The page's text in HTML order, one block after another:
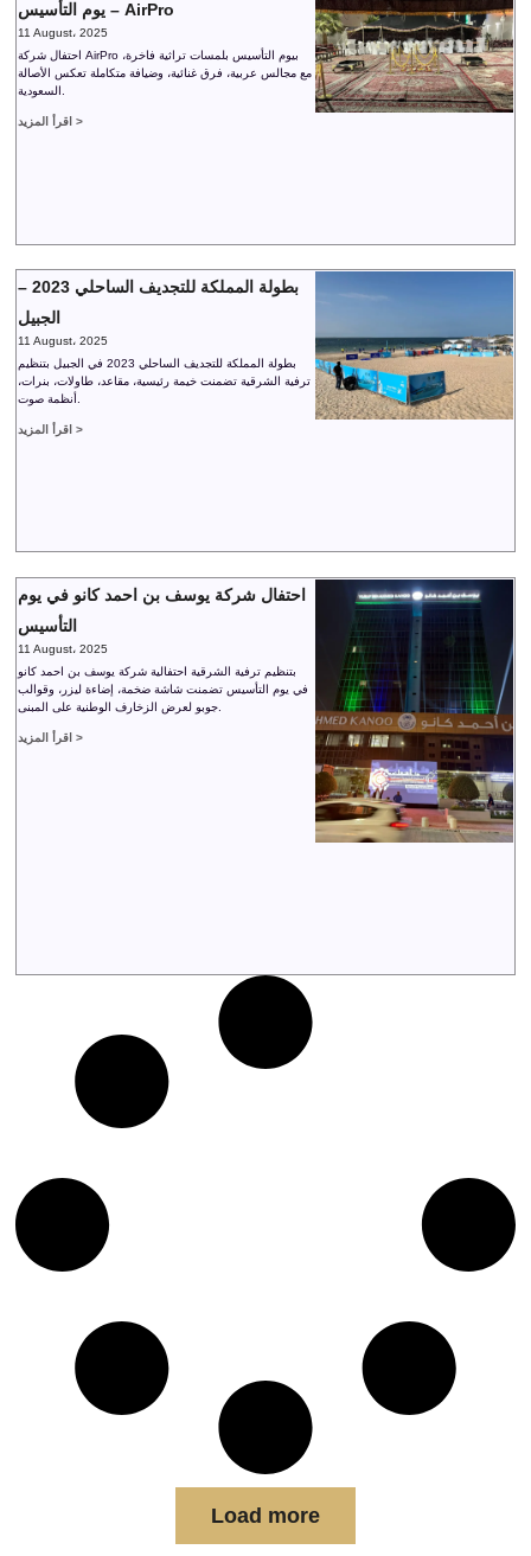
يوم التأسيس – AirPro
11 August، 2025
احتفال شركة AirPro بيوم التأسيس بلمسات تراثية فاخرة،
مع مجالس عربية، فرق غنائية، وضيافة متكاملة تعكس الأصالة
اقرأ المزيد >
بطولة المملكة للتجديف الساحلي 2023 –
الجبيل
11 August، 2025
بطولة المملكة للتجديف الساحلي 2023 في الجبيل بتنظيم
ترفية الشرقية تضمنت خيمة رئيسية، مقاعد، طاولات، بنرات،
أنظمة صوت.
اقرأ المزيد >
احتفال شركة يوسف بن احمد كانو في يوم
التأسيس
11 August، 2025
بتنظيم ترفية الشرقية احتفالية شركة يوسف بن احمد كانو
في يوم التأسيس تضمنت شاشة ضخمة، إضاءة ليزر، وقوالب
اقرأ المزيد >
Load more